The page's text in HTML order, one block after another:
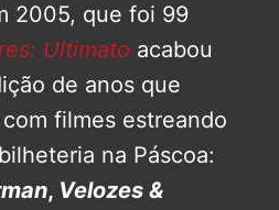
2005, que foi 99
Ultimato acabou
de anos que
filmes estreando
na Páscoa:
, Velozes &